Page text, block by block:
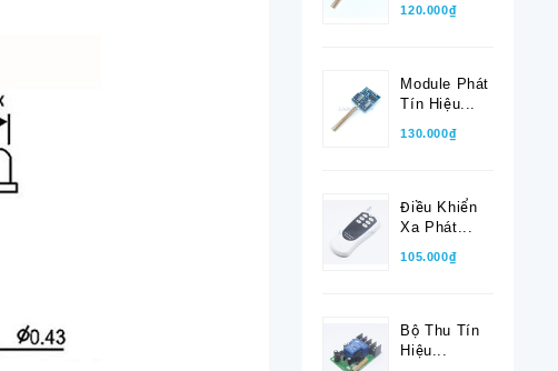
120.000₫
Module Phát
Tín Hiệu...
130.000₫
Điều Khiển
Xa Phát...
105.000₫
Bộ Thu Tín
Hiệu...